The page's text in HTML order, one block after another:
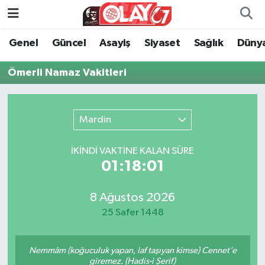
Genel Güncel Asayiş Siyaset Sağlık
Ömerli Namaz Vakitleri
Mardin
İKINDI VAKTİNE KALAN SÜRE
01:18:01
8 Ağustos 2026
25 Safer 1448
Nemmâm (koğuculuk yapan, laf taşıyan kimse) Cennet’e
giremez. (Hadis-i Şerif)
KATEGORİSİZ
ANA SAYFA
Kültür Sanat
Genel
Güncel
Eğitim
Zonguldak Nöbetçi Eczaneler
Zonguldak Hava Durumu
Süper Lig Puan Durumu ve Fikstür
Tüm Manşetler
Haber Arşivi